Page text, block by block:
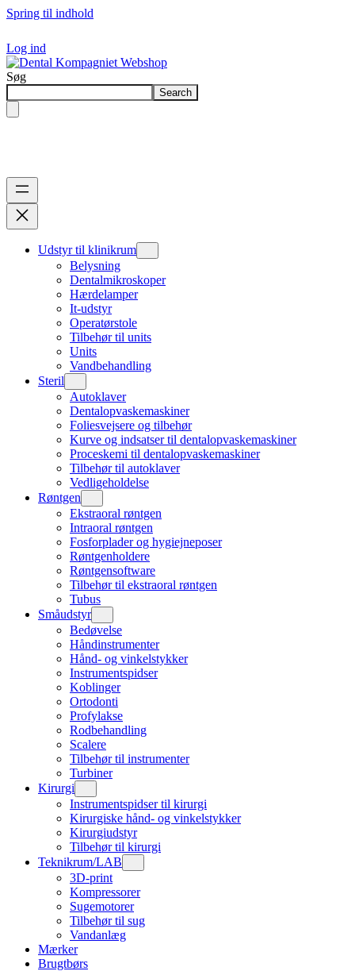
Spring til indhold
Log ind
Søg
Search
Udstyr til klinikrum
Belysning
Dentalmikroskoper
Hærdelamper
It-udstyr
Operatørstole
Tilbehør til units
Units
Vandbehandling
Steril
Autoklaver
Dentalopvaskemaskiner
Foliesvejsere og tilbehør
Kurve og indsatser til dentalopvaskemaskiner
Proceskemi til dentalopvaskemaskiner
Tilbehør til autoklaver
Vedligeholdelse
Røntgen
Ekstraoral røntgen
Intraoral røntgen
Fosforplader og hygiejneposer
Røntgenholdere
Røntgensoftware
Tilbehør til ekstraoral røntgen
Tubus
Småudstyr
Bedøvelse
Håndinstrumenter
Hånd- og vinkelstykker
Instrumentspidser
Koblinger
Ortodonti
Profylakse
Rodbehandling
Scalere
Tilbehør til instrumenter
Turbiner
Kirurgi
Instrumentspidser til kirurgi
Kirurgiske hånd- og vinkelstykker
Kirurgiudstyr
Tilbehør til kirurgi
Teknikrum/LAB
3D-print
Kompressorer
Sugemotorer
Tilbehør til sug
Vandanlæg
Mærker
Brugtbørs